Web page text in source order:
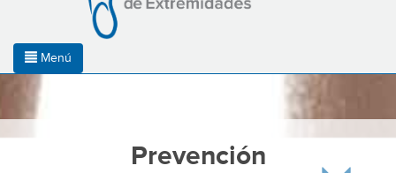
Menú
Prevención